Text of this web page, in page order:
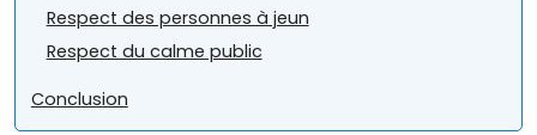
Respect des personnes à jeun
Respect du calme public
Conclusion